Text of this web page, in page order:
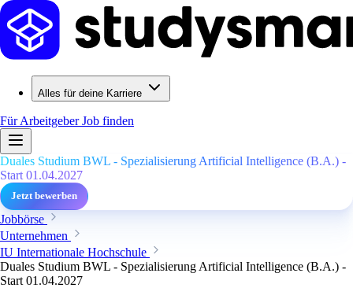
Alles für deine Karriere
Für ArbeitgeberJob finden
Duales Studium BWL - Spezialisierung Artificial Intelligence (B.A.) -
Start 01.04.2027
Jetzt bewerben
Jobbörse
Unternehmen
IU Internationale Hochschule
Duales Studium BWL - Spezialisierung Artificial Intelligence (B.A.) -
Start 01.04.2027